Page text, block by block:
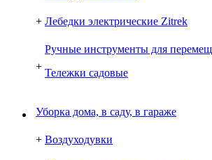
+ Лебедки электрические Zitrek
+
Ручные инструменты для
Тележки садовые
Уборка дома, в саду, в гараже
+ Воздуходувки